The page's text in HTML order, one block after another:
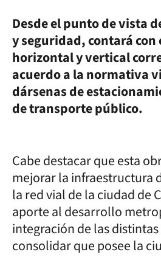
Desde el punto de vista
y seguridad, contará
horizontal y vertical
acuerdo a la normativa
dársenas de
de transporte público.
Cabe destacar que esta
mejorar la infraestructura
la red vial de la ciudad de
aporte al desarrollo
integración de las distintas
consolidar que posee la